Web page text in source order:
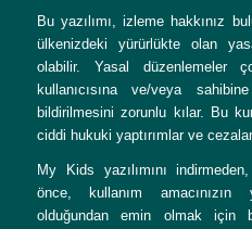
Bu yazılımı, izleme hakkınız
ülkenizdeki yürürlükte olan
olabilir. Yasal düzenlemeler
kullanıcısına ve/veya
bildirilmesini zorunlu kılar. Bu
ciddi hukuki yaptırımlar ve
My Kids yazılımını
önce, kullanım
olduğundan emin olmak için